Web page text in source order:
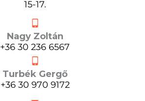
15-17.
Nagy Zoltán
+36 30 236 6567
Turbék Gergő
+36 30 970 9172